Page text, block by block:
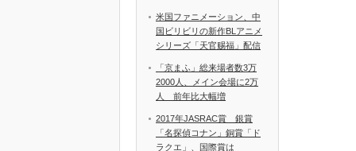
米国ファニメーション、中
国ビリビリの新作BLアニメ
シリーズ「天官赐福」配信
「京まふ」総来場者数3万
2000人、メイン会場に2万
人 前年比大幅増
2017年JASRAC賞 銀賞
「名探偵コナン」銅賞「ド
ラクエ」、国際賞は